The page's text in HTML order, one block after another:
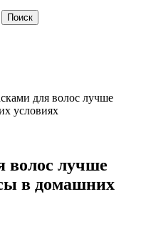
для волос лучше
условиях
волос лучше
в домашних